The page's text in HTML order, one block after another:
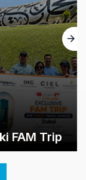
FAM Trip